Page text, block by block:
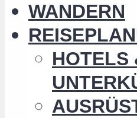
WANDERN
HOTELS